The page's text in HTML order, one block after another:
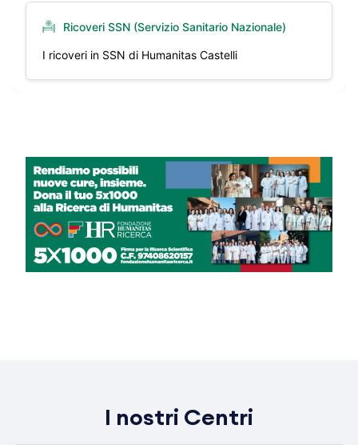
Ricoveri SSN (Servizio Sanitario Nazionale)
I ricoveri in SSN di Humanitas Castelli
I nostri Centri